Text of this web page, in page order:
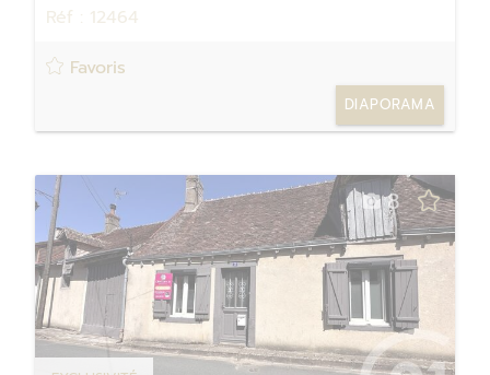
Réf : 12464
Favoris
DIAPORAMA
8